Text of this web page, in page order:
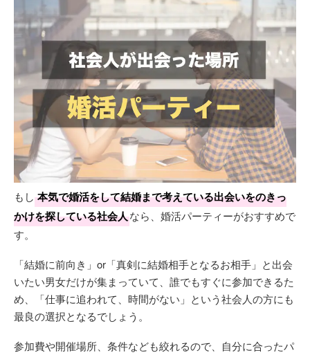
もし 本気で婚活をして結婚まで考えている出会いをのきっ
かけを探している社会人なら、婚活パーティーがおすすめで
す。
「結婚に前向き」or「真剣に結婚相手となるお相手」と出会
いたい男女だけが集まっていて、誰でもすぐに参加できるた
め、「仕事に追われて、時間がない」という社会人の方にも
最良の選択となるでしょう。
参加費や開催場所、条件なども絞れるので、自分に合ったパ